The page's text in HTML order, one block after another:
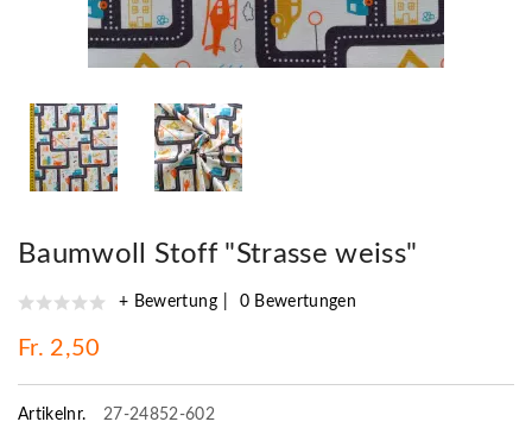
Baumwoll Stoff "Strasse weiss"
+ Bewertung 0 Bewertungen
Fr. 2,50
Artikelnr. 27-24852-602